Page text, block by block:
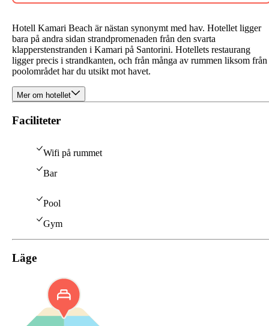
Hotell Kamari Beach är nästan synonymt med hav. Hotellet ligger
bara på andra sidan strandpromenaden från den svarta
klapperstenstranden i Kamari på Santorini. Hotellets restaurang
ligger precis i strandkanten, och från många av rummen liksom från
poolområdet har du utsikt mot havet.
Mer om hotellet
Faciliteter
Wifi på rummet
Bar
Pool
Gym
Läge